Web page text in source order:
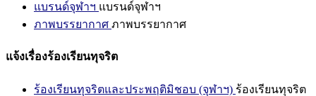
แบรนด์จุฬาฯ แบรนด์จุฬาฯ
ภาพบรรยากาศ ภาพบรรยากาศ
แจ้งเรื่องร้องเรียนทุจริต
ร้องเรียนทุจริตและประพฤติมิชอบ (จุฬาฯ) ร้องเรียนทุจริต